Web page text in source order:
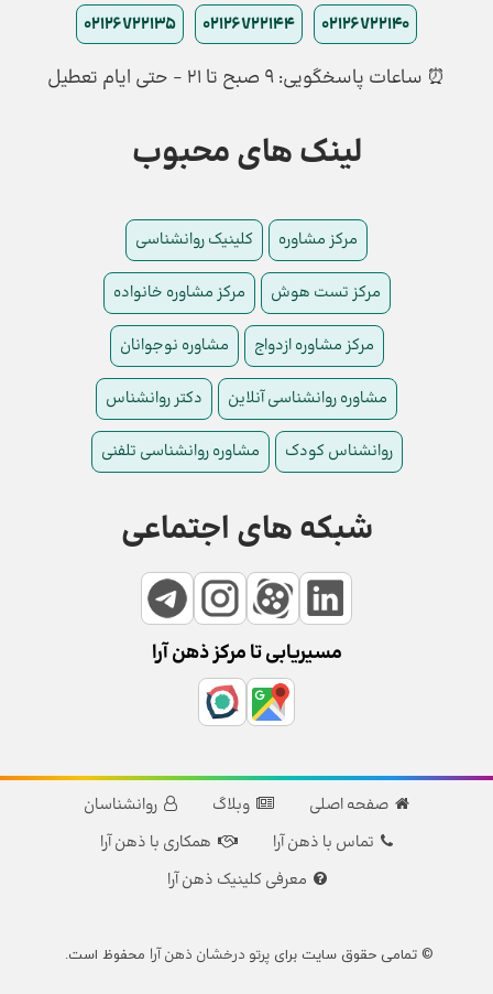
02126722140
02126722144
02126722135
⏰ ساعات پاسخگویی: ۹ صبح تا ۲۱ - حتی ایام تعطیل
لینک های محبوب
مرکز مشاوره کلینیک روانشناسی
مرکز تست هوش مرکز مشاوره خانواده
مرکز مشاوره ازدواج مشاوره نوجوانان
مشاوره روانشناسی آنلاین دکتر روانشناس
روانشناس کودک مشاوره روانشناسی تلفنی
شبکه های اجتماعی
مسیریابی تا مرکز ذهن آرا
صفحه اصلی وبلاگ
روانشناسان
تماس با ذهن آرا
همکاری با ذهن آرا
معرفی کلینیک ذهن آرا
© تمامی حقوق سایت برایپرتو درخشان ذهن آرا محفوظ است.